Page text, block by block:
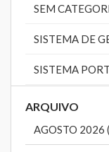
SEM
SISTEMA DE
SISTEMA
ARQUIVO
AGOSTO 2026